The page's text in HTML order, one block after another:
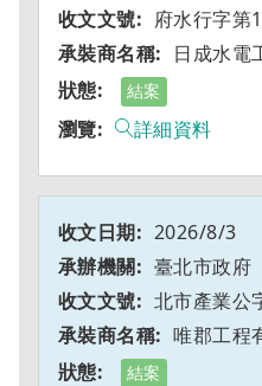
府水行字第
日成水電
結案
詳細資料
2026/8/3
臺北市政府
北市產業公
唯郡工程
結案